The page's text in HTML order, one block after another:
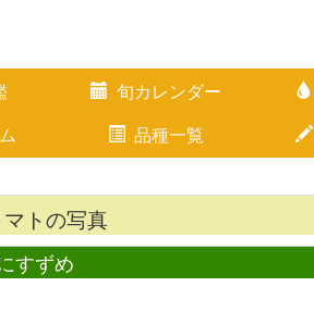
旬カレンダー
品種一覧
マトの写真
すずめ